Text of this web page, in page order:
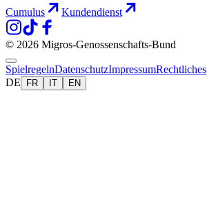
Cumulus
Kundendienst
© 2026 Migros-Genossenschafts-Bund
SpielregelnDatenschutzImpressumRechtliches
DE
FR IT EN